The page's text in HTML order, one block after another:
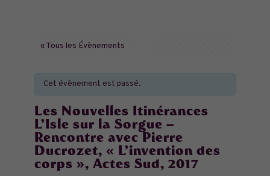
« Tous les Évènements
Cet évènement est passé.
Les Nouvelles Itinérances
L’Isle sur la Sorgue –
Rencontre avec Pierre
Ducrozet, « L’invention des
corps », Actes Sud, 2017